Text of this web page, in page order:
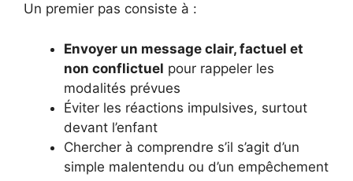
Un premier pas consiste à :
Envoyer un message clair, factuel et
non conflictuel pour rappeler les
modalités prévues
Éviter les réactions impulsives, surtout
devant l’enfant
Chercher à comprendre s’il s’agit d’un
simple malentendu ou d’un empêchement